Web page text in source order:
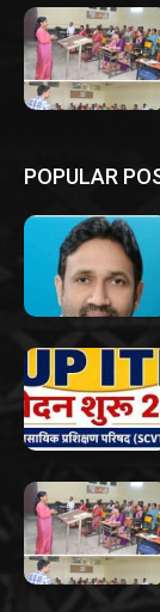
POPULAR